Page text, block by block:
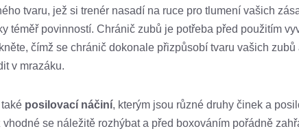
tvaru, jež si trenér nasadí na ruce pro tlumení vašich
téměř povinností. Chránič zubů je potřeba před použitím
čímž se chránič dokonale přizpůsobí tvaru vašich
v mrazáku.
posilovací náčiní, kterým jsou různé druhy činek a
se náležitě rozhýbat a před boxováním pořádně